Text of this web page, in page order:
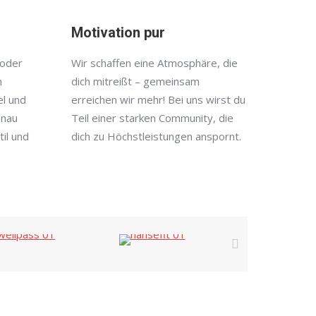
und
und
Motivation pur
Wir schaffen eine Atmosphäre, die
dich mitreißt – gemeinsam
erreichen wir mehr! Bei uns wirst du
Teil einer starken Community, die
dich zu Höchstleistungen anspornt.